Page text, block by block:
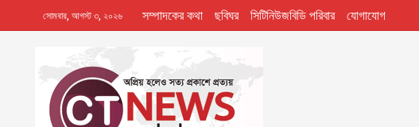
সোমবার, আগস্ট ৩, ২০২৬ সম্পাদকের কথা ছবিঘর সিটিনিউজবিডি পরিবার যোগাযোগ